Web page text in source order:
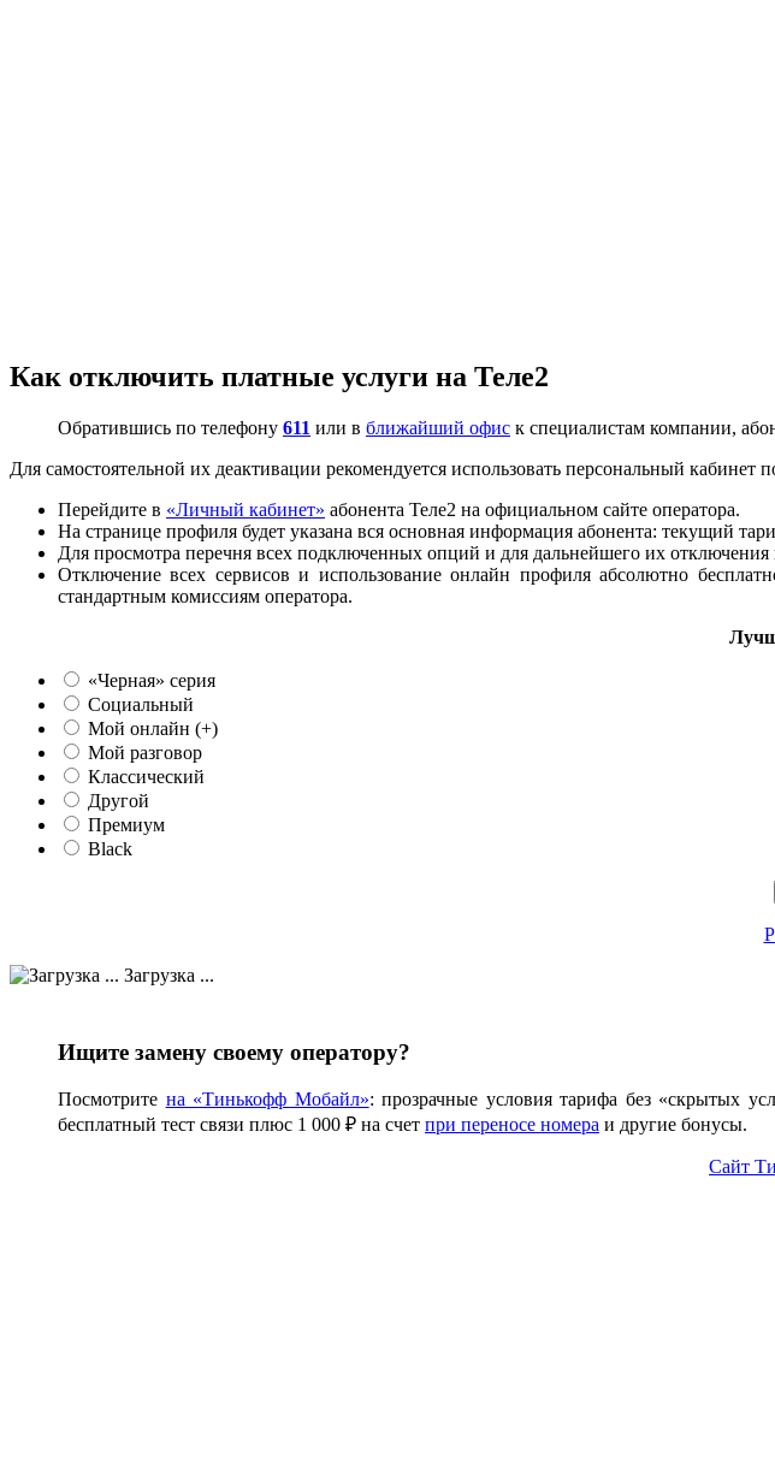
Как отключить платные услуги на Теле2
Обратившись по телефону 611 или в ближайший офис к специалистам компании,
Для самостоятельной их деактивации рекомендуется использовать персональный кабинет
Перейдите в «Личный кабинет» абонента Теле2 на официальном сайте оператора.
На странице профиля будет указана вся основная информация абонента: текущий
Для просмотра перечня всех подключенных опций и для дальнейшего их
Отключение всех сервисов и использование онлайн профиля абсолютно
стандартным комиссиям оператора.
«Черная» серия
Социальный
Мой онлайн (+)
Мой разговор
Классический
Другой
Премиум
Black
Загрузка ...
Ищите замену своему оператору?
Посмотрите на «Тинькофф Мобайл»: прозрачные условия тарифа без «скрытых
бесплатный тест связи плюс 1 000 ₽ на счет при переносе номера и другие бонусы.
Сайт